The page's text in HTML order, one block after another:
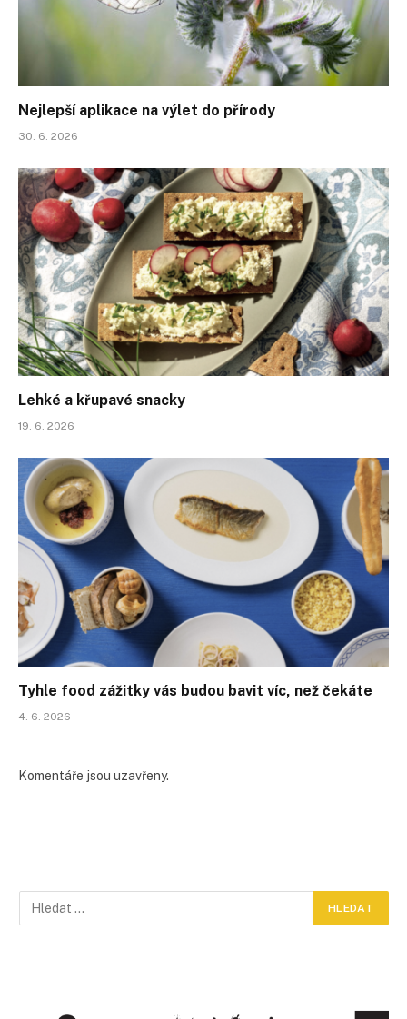
Nejlepší aplikace na výlet do přírody
30. 6. 2026
Lehké a křupavé snacky
19. 6. 2026
Tyhle food zážitky vás budou bavit víc, než čekáte
4. 6. 2026
Komentáře jsou uzavřeny.